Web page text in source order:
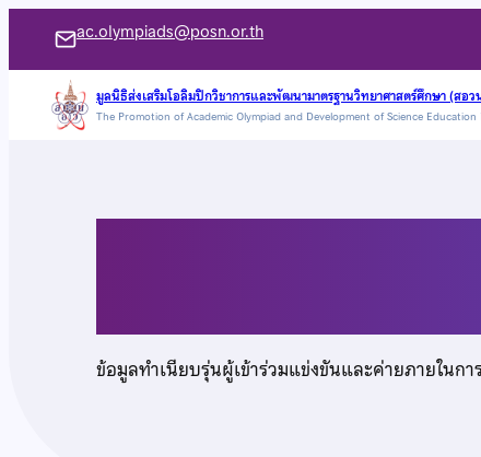
เนื้อหา
ac.olympiads@posn.or.th
มูลนิธิส่งเสริมโอลิมปิกวิชาการและพัฒนามาตรฐานวิทยาศาสตร์ศึกษา (สอว
The Promotion of Academic Olympiad and Development of Science
ข้อมูลทำเนียบรุ่นผู้เข้าร่วมแข่งขันและค่ายภายในก